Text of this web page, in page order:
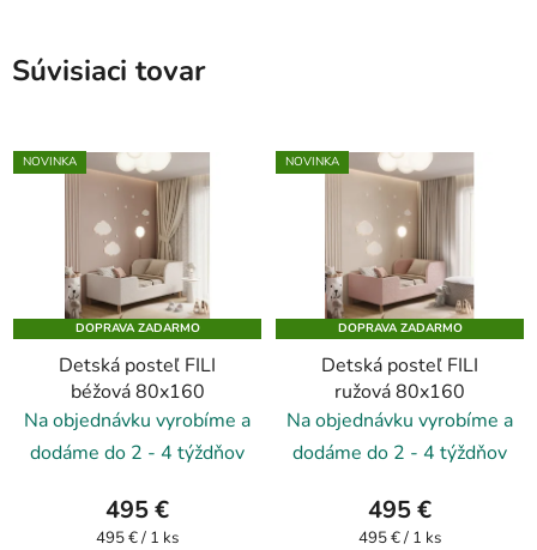
Súvisiaci tovar
NOVINKA
DOPRAVA ZADARMO
Detská posteľ FILI
béžová 80x160
Na objednávku vyrobíme a
dodáme do 2 - 4 týždňov
495 €
Jednotková
495 € / 1 ks
NOVINKA
DOPRAVA ZADARMO
Detská posteľ FILI
ružová 80x160
Na objednávku vyrobíme a
dodáme do 2 - 4 týždňov
495 €
Jednotková
495 € / 1 ks